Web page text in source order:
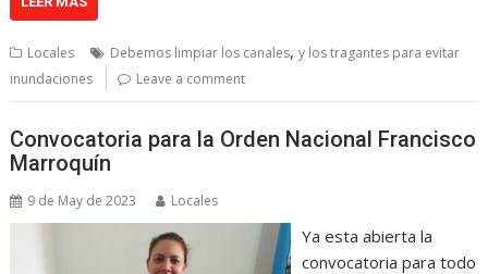
Locales Debemos limpiar los canales,y los tragantes para evitar
inundaciones
Leave a comment
Convocatoria para la Orden Nacional Francisco
Marroquín
9 de May de 2023 Locales
Ya esta abierta la
convocatoria para todo